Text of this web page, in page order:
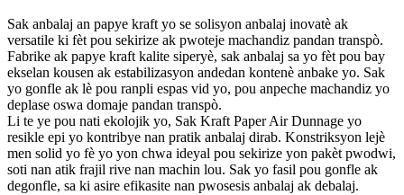
Sak anbalaj an papye kraft yo se solisyon anbalaj inovatè ak
versatile ki fèt pou sekirize ak pwoteje machandiz pandan transpò.
Fabrike ak papye kraft kalite siperyè, sak anbalaj sa yo fèt pou bay
ekselan kousen ak estabilizasyon andedan kontenè anbake yo. Sak
yo gonfle ak lè pou ranpli espas vid yo, pou anpeche machandiz yo
deplase oswa domaje pandan transpò.
Li te ye pou nati ekolojik yo, Sak Kraft Paper Air Dunnage yo
resikle epi yo kontribye nan pratik anbalaj dirab. Konstriksyon lejè
men solid yo fè yo yon chwa ideyal pou sekirize yon pakèt pwodwi,
soti nan atik frajil rive nan machin lou. Sak yo fasil pou gonfle ak
degonfle, sa ki asire efikasite nan pwosesis anbalaj ak debalaj.